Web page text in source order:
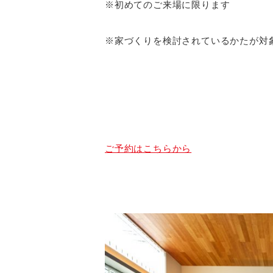
※初めてのご来場に限ります
※家づくりを検討されているかたが対
ご予約はこちらから